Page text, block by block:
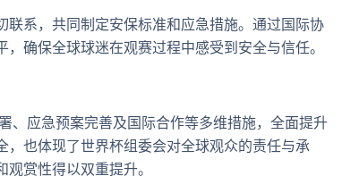
系，共同制定安保标准和应急措施。通过国际协
确保全球球迷在观赛过程中感受到安全与信任。
、应急预案完善及国际合作等多维措施，全面提升
也体现了世界杯组委会对全球观众的责任与承
赏性得以双重提升。